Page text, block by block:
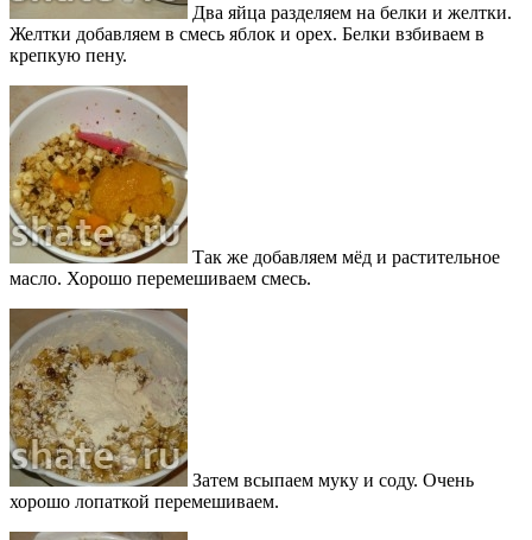
Два яйца разделяем на белки и желтки.
Желтки добавляем в смесь яблок и орех. Белки взбиваем в
крепкую пену.
Так же добавляем мёд и растительное
масло. Хорошо перемешиваем смесь.
Затем всыпаем муку и соду. Очень
хорошо лопаткой перемешиваем.